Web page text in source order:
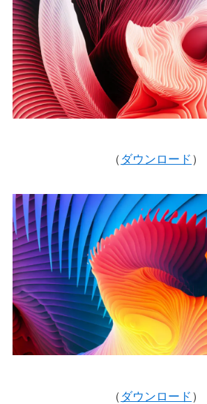
（ ダウンロード ）
（ ダウンロード ）